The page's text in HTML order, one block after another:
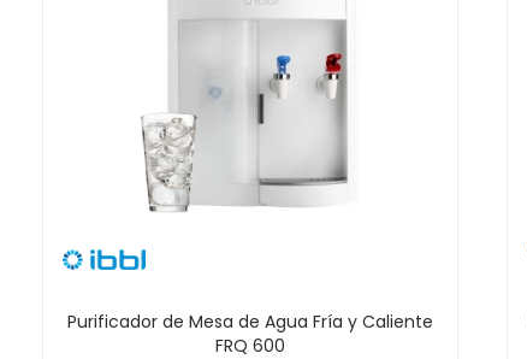
Purificador de Mesa de Agua Fría y Caliente
FRQ 600